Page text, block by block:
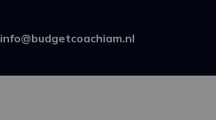
info@budgetcoachiam.nl